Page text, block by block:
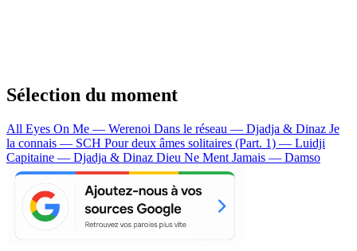
Sélection du moment
All Eyes On Me — Werenoi Dans le réseau — Djadja & Dinaz Je
la connais — SCH Pour deux âmes solitaires (Part. 1) — Luidji
Capitaine — Djadja & Dinaz Dieu Ne Ment Jamais — Damso